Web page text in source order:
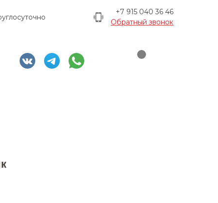
+7 915 040 36 46
Обратный звонок